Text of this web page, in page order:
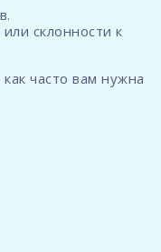
склонности к
часто вам нужна